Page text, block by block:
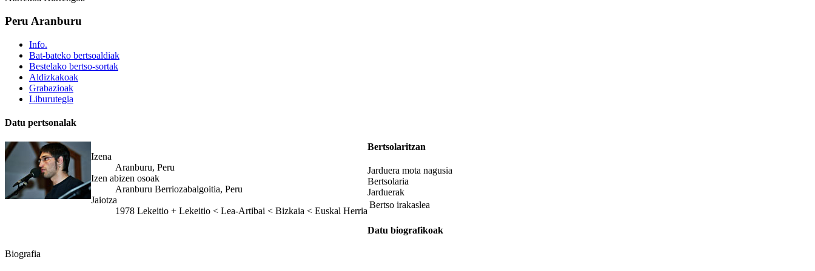
Peru Aranburu
Info.
Bat-bateko bertsoaldiak
Bestelako bertso-sortak
Aldizkakoak
Grabazioak
Liburutegia
Datu pertsonalak
Izena
Aranburu, Peru
Izen abizen osoak
Aranburu Berriozabalgoitia, Peru
Jaiotza
1978 Lekeitio + Lekeitio < Lea-Artibai < Bizkaia < Euskal Herria
Bertsolaritzan
Jarduera mota nagusia
Bertsolaria
Jarduerak
Bertso irakaslea
Datu biografikoak
Biografia